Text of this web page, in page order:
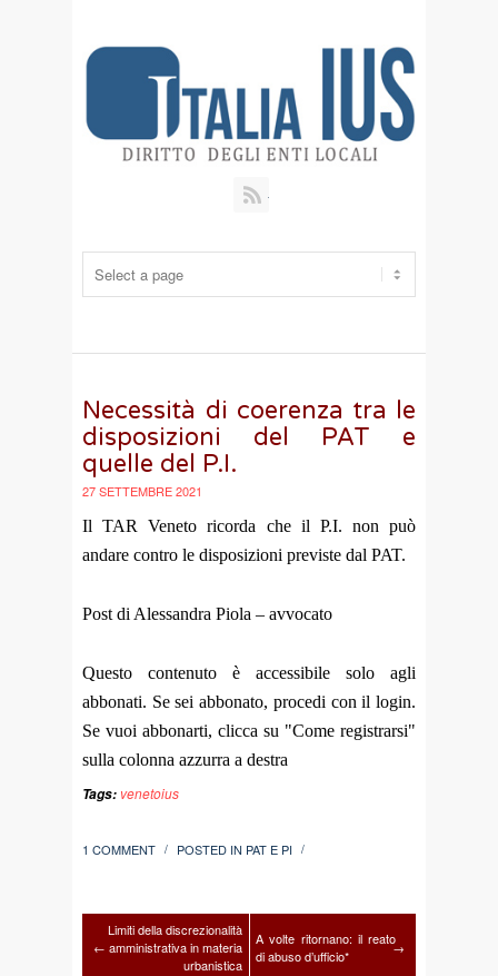
Necessità di coerenza tra le
disposizioni del PAT e
quelle del P.I.
27 SETTEMBRE 2021
Il TAR Veneto ricorda che il P.I. non può
andare contro le disposizioni previste dal PAT.
Post di Alessandra Piola – avvocato
Questo contenuto è accessibile solo agli
abbonati. Se sei abbonato, procedi con il login.
Se vuoi abbonarti, clicca su "Come registrarsi"
sulla colonna azzurra a destra
Tags: venetoius
1 COMMENT / POSTED IN PAT E PI /
←
Limiti della discrezionalità
amministrativa in materia
urbanistica
A volte ritornano: il reato
di abuso d’ufficio*
→